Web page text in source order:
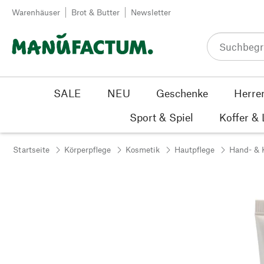
Zum Inhalt springen
Warenhäuser Brot & Butter Newsletter
SALE NEU Geschenke
Sport & Spiel
Koffer &
Startseite Körperpflege Kosmetik Hautpflege Hand- &